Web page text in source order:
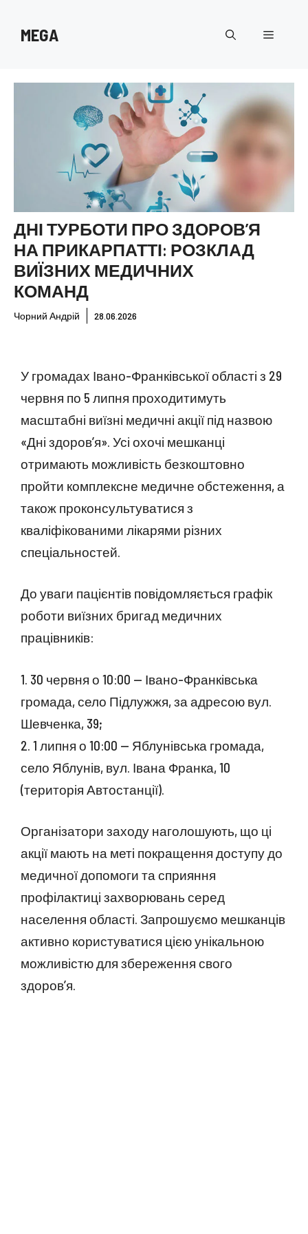
MEGA Меню
ДНІ ТУРБОТИ ПРО ЗДОРОВʼЯ
НА ПРИКАРПАТТІ: РОЗКЛАД
ВИЇЗНИХ МЕДИЧНИХ
КОМАНД
Чорний Андрій 28.06.2026
У громадах Івано-Франківської області з 29
червня по 5 липня проходитимуть
масштабні виїзні медичні акції під назвою
«Дні здоров’я». Усі охочі мешканці
отримають можливість безкоштовно
пройти комплексне медичне обстеження, а
також проконсультуватися з
кваліфікованими лікарями різних
спеціальностей.
До уваги пацієнтів повідомляється графік
роботи виїзних бригад медичних
працівників:
1. 30 червня о 10:00 — Івано-Франківська
громада, село Підлужжя, за адресою вул.
Шевченка, 39;
2. 1 липня о 10:00 — Яблунівська громада,
село Яблунів, вул. Івана Франка, 10
(територія Автостанції).
Організатори заходу наголошують, що ці
акції мають на меті покращення доступу до
медичної допомоги та сприяння
профілактиці захворювань серед
населення області. Запрошуємо мешканців
активно користуватися цією унікальною
можливістю для збереження свого
здоров’я.